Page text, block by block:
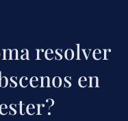
resolver
en